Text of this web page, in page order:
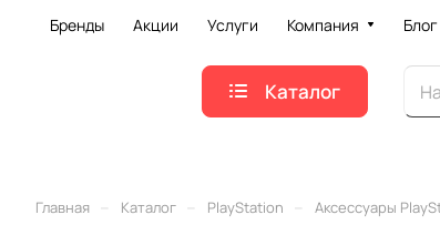
Бренды Акции Услуги Компания Блог
Каталог
Главная Каталог PlayStation Аксессуары